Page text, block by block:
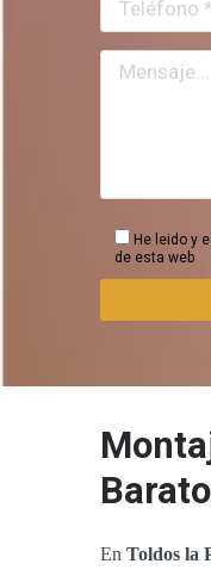
He leido y
de esta web
En Toldos la